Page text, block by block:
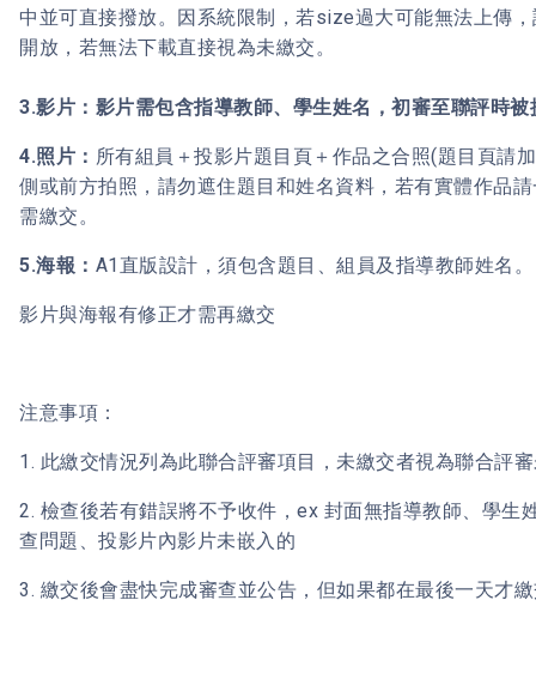
中並可直接撥放。因系統限制，若size過大可能無法上傳
開放，若無法下載直接視為未繳交。
3.影片：影片需包含指導教師、學生姓名，初審至聯評時
4.照片： 所有組員＋投影片題目頁＋作品之合照(題目頁請
側或前方拍照，請勿遮住題目和姓名資料，若有實體作品
需繳交。
5.海報： A1直版設計，須包含題目、組員及指導教師姓名。
影片與海報有修正才需再繳交
注意事項：
1. 此繳交情況列為此聯合評審項目，未繳交者視為聯合評
2. 檢查後若有錯誤將不予收件，ex 封面無指導教師、學生
查問題、投影片內影片未嵌入的
3. 繳交後會盡快完成審查並公告，但如果都在最後一天才